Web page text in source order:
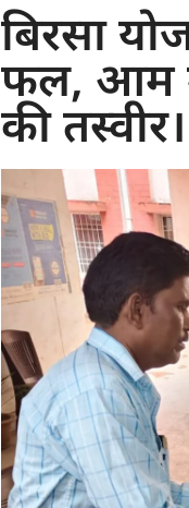
बिरसा
फल, आम
की तस्वीर।